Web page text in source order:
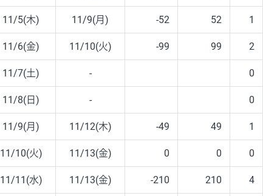
11/5(木) 11/9(月) -52 52 1
11/6(金) 11/10(火) -99 99 2
11/7(土) - 0
11/8(日) - 0
11/9(月) 11/12(木) -49 49 1
11/10(火) 11/13(金) 0 0 0
11/11(水) 11/13(金) -210 210 4